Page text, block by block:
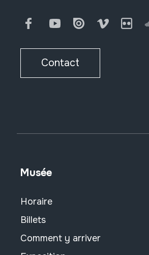
FacebookYoutubeIssuu Vimeo
Contact
Musée
Horaire
Billets
Comment y arriver